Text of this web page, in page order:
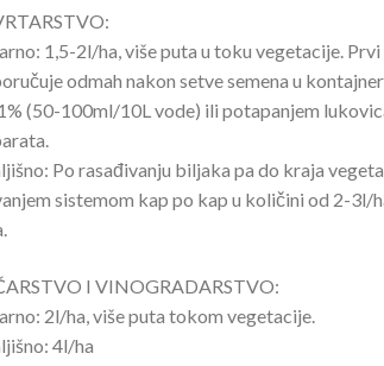
1,5-2l/ha, više puta u toku vegetacije.
odmah nakon setve semena u
(50-100ml/10L vode) ili potapanjem
Po rasađivanju biljaka pa do kraja
sistemom kap po kap u količini od 2-3l/
I VINOGRADARSTVO:
2l/ha, više puta tokom vegetacije.
4l/ha